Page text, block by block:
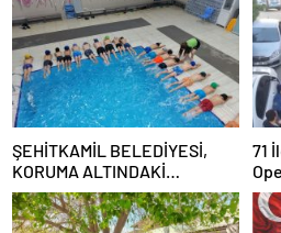
ŞEHİTKAMİL BELEDİYESİ,
KORUMA ALTINDAKİ
ÇOCUKLARI SPORLA
BULUŞTURUYOR
71